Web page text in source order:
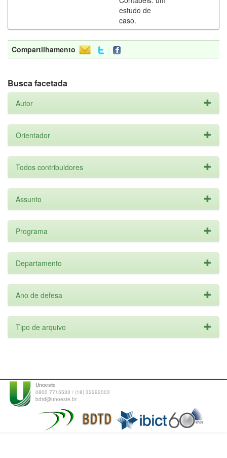
estudo de
caso.
Compartilhamento
Busca facetada
Autor
Orientador
Todos contribuidores
Assunto
Programa
Departamento
Ano de defesa
Tipo de arquivo
Unoeste
0800 7715533 / (18) 32292003
bdtd@unoeste.br